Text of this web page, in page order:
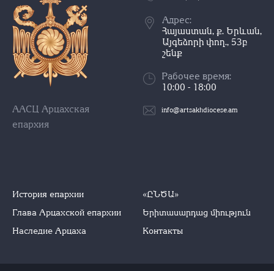
ААСЦ Арцахская
епархия
История епархии
Глава Арцахской епархии
Наследие Арцаха
«ԸՆԾԱ»
Երիտասարդաց միություն
Контакты
Адрес:
Հայաստան, ք. Երևան,
Այգեձորի փող., 53բ
շենք
Рабочее время:
10:00 - 18:00
info@artsakhdiocese.am